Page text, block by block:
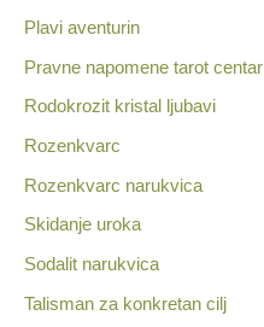
Plavi aventurin
Pravne napomene tarot centar
Rodokrozit kristal ljubavi
Rozenkvarc
Rozenkvarc narukvica
Skidanje uroka
Sodalit narukvica
Talisman za konkretan cilj